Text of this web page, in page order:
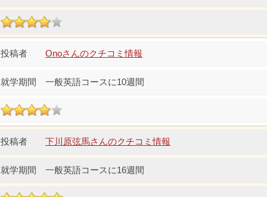
Onoさんのクチコミ情報
一般英語コースに10週間
下川原弦馬さんのクチコミ情報
一般英語コースに16週間